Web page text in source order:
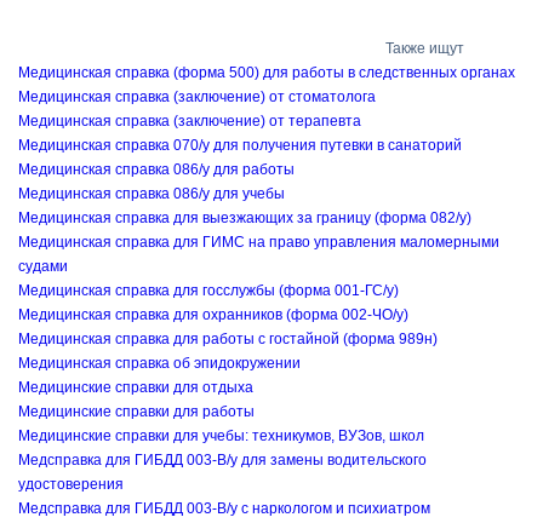
Также ищут
Медицинская cправка (форма 500) для работы в следственных органах
Медицинская справка (заключение) от стоматолога
Медицинская справка (заключение) от терапевта
Медицинская справка 070/у для получения путевки в санаторий
Медицинская справка 086/у для работы
Медицинская справка 086/у для учебы
Медицинская справка для выезжающих за границу (форма 082/у)
Медицинская справка для ГИМС на право управления маломерными
судами
Медицинская справка для госслужбы (форма 001-ГС/у)
Медицинская справка для охранников (форма 002-ЧО/у)
Медицинская справка для работы с гостайной (форма 989н)
Медицинская справка об эпидокружении
Медицинские справки для отдыха
Медицинские справки для работы
Медицинские справки для учебы: техникумов, ВУЗов, школ
Медсправка для ГИБДД 003-В/у для замены водительского
удостоверения
Медсправка для ГИБДД 003-В/у с наркологом и психиатром